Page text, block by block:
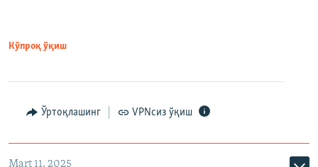
Кўпроқ ўқиш
Ўртоқлашинг VPNсиз ўқиш
Mart 11, 2025